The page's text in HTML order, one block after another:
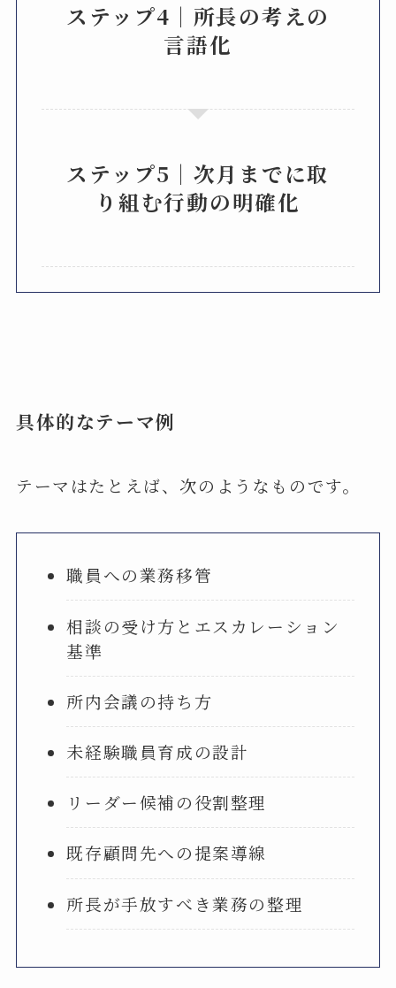
ステップ4｜ 所長の考えの
言語化
ステップ5｜ 次月までに取
り組む行動の明確化
具体的なテーマ例
テーマはたとえば、次のようなものです。
職員への業務移管
相談の受け方とエスカレーション
基準
所内会議の持ち方
未経験職員育成の設計
リーダー候補の役割整理
既存顧問先への提案導線
所長が手放すべき業務の整理